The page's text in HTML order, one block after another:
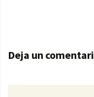
Navegación
Deja un